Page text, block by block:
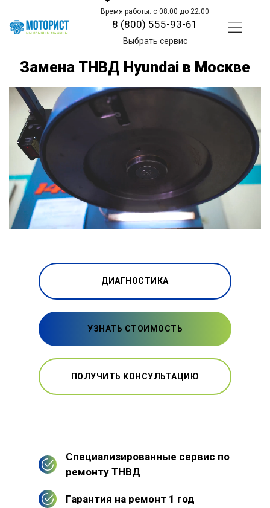
Время работы: с 08:00 до 22:00
8 (800) 555-93-61
Выбрать сервис
Замена ТНВД Hyundai в Москве
ДИАГНОСТИКА
УЗНАТЬ СТОИМОСТЬ
ПОЛУЧИТЬ КОНСУЛЬТАЦИЮ
Специализированные сервис по
ремонту ТНВД
Гарантия на ремонт 1 год